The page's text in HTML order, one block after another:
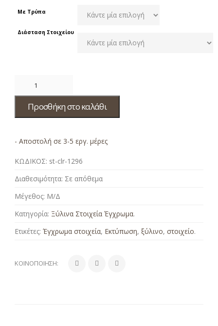
Με Τρύπα
Διάσταση Στοιχείου
Προσθήκη στο καλάθι
- Αποστολή σε 3-5 εργ. μέρες
ΚΩΔΙΚΟΣ: st-clr-1296
Διαθεσιμότητα: Σε απόθεμα
Μέγεθος: Μ/Δ
Κατηγορία: Ξύλινα Στοιχεία Έγχρωμα.
Ετικέτες: Έγχρωμα στοιχεία, Εκτύπωση, ξύλινο, στοιχείο.
ΚΟΙΝΟΠΟΊΗΣΗ: